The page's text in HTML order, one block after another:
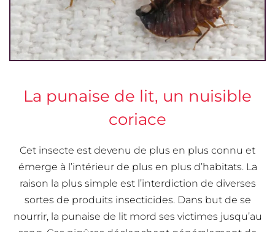
La punaise de lit, un nuisible
coriace
Cet insecte est devenu de plus en plus connu et
émerge à l’intérieur de plus en plus d’habitats. La
raison la plus simple est l’interdiction de diverses
sortes de produits insecticides. Dans but de se
nourrir, la punaise de lit mord ses victimes jusqu’au